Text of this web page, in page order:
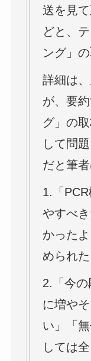
送を見
どと、
ング」
詳細は
が、要
グ」の
して問
だと筆者
1.「
やすべ
かった
められた
2.「今の
に増や
い」「
しては